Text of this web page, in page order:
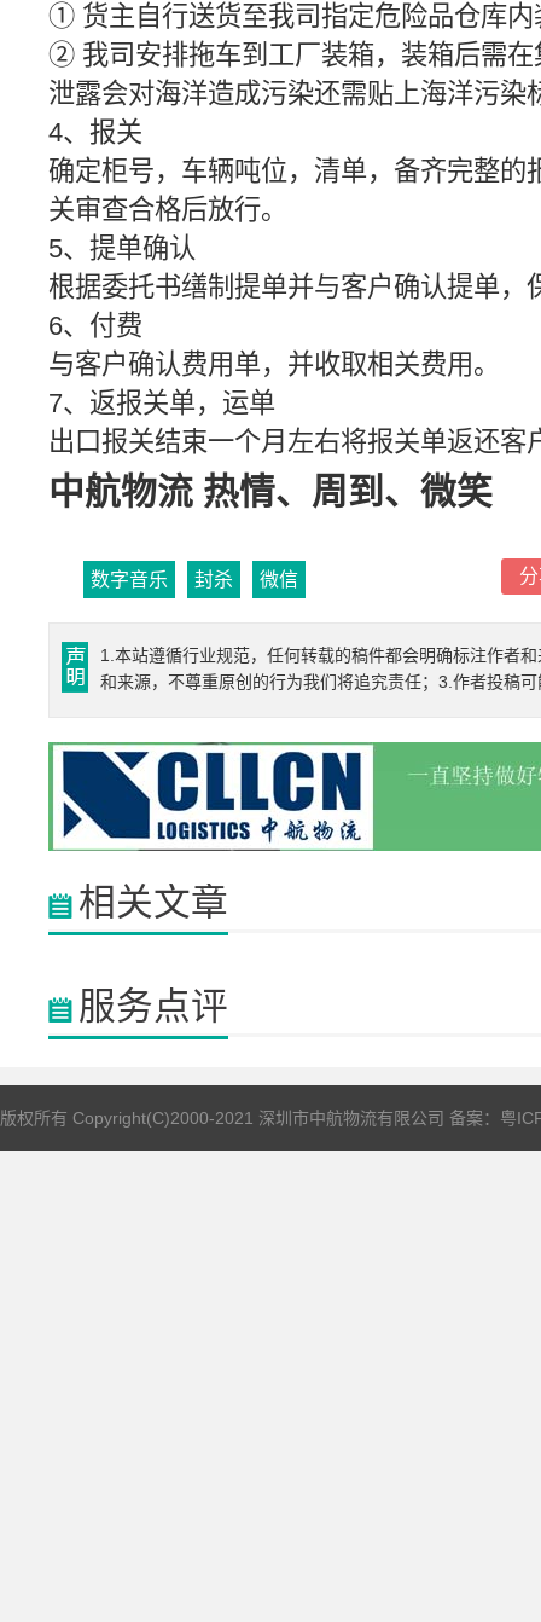
① 货主自行送货至我司指定危险品仓库内
② 我司安排拖车到工厂装箱，装箱后需
泄露会对海洋造成污染还需贴上海洋污染
4、报关
确定柜号，车辆吨位，清单，备齐完整
关审查合格后放行。
5、提单确认
根据委托书缮制提单并与客户确认提单
6、付费
与客户确认费用单，并收取相关费用。
7、返报关单，运单
出口报关结束一个月左右将报关单返还客
中航物流 热情、周到、微笑
数字音乐 封杀 微信
1.本站遵循行业规范，任何转载的稿件都会明确标注作者
和来源，不尊重原创的行为我们将追究责任；3.作者投稿
相关文章
服务点评
版权所有 Copyright(C)2000-2021 深圳市中航物流有限公司 备案： 粤